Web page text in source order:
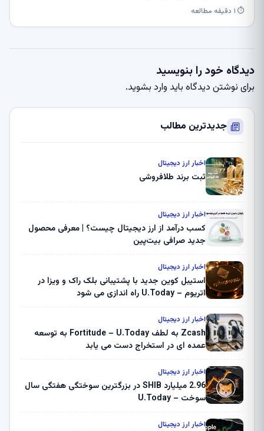
⏱ ۱ دقیقه مطالعه
دیدگاه خود را بنویسید
برای نوشتن دیدگاه باید وارد بشوید.
جدیدترین مطالب
اخبار ارز دیجیتال
ثبت برند طلافروشی
اخبار ارز دیجیتال
کسب درآمد از ارز دیجیتال چیست؟ | معرفی محصول
جدید صرافی بیت‌پین
اخبار ارز دیجیتال
استیبل کوین جدید با پشتیبانی بلک راک و ویزا در
اتریوم – U.Today راه اندازی می شود
اخبار ارز دیجیتال
Zcash به لطف Fortitude – U.Today به توسعه
عمده ای در استخراج دست می یابد
اخبار ارز دیجیتال
2.96 میلیارد SHIB در بزرگترین سوختگی هفتگی سال
سوخت – U.Today
اخبار ارز دیجیتال